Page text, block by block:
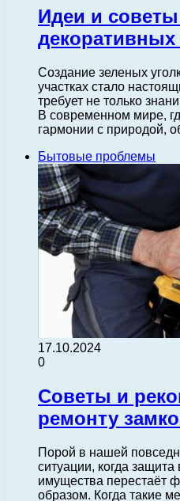
Идеи и
декоративных
Создание зеленых
участках стало
требует не только
В современном мире,
гармонии с природой,
Бытовые проблемы
17.10.2024
0
Советы и
ремонту
Порой в нашей
ситуации, когда
имущества перестаёт
образом. Когда такие